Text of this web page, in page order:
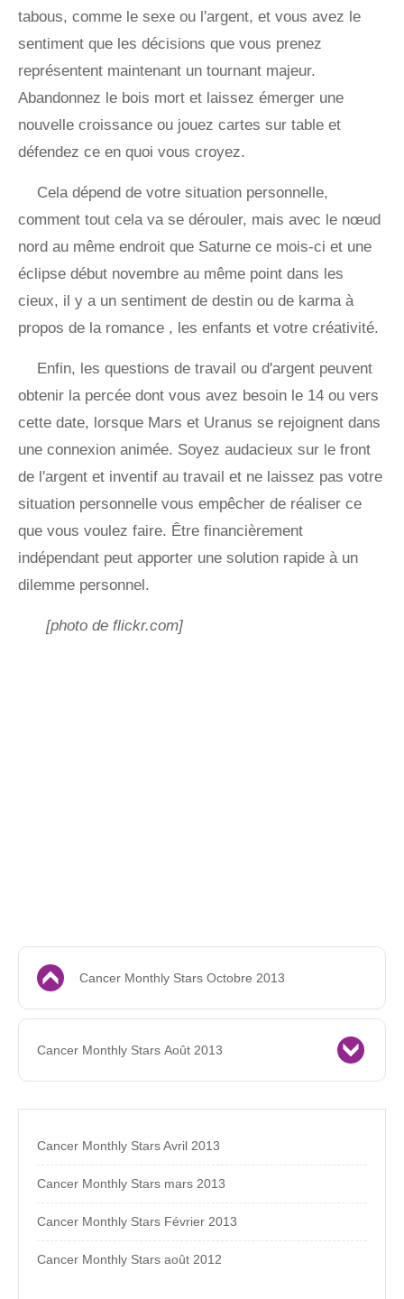
tabous, comme le sexe ou l'argent, et vous avez le
sentiment que les décisions que vous prenez
représentent maintenant un tournant majeur.
Abandonnez le bois mort et laissez émerger une
nouvelle croissance ou jouez cartes sur table et
défendez ce en quoi vous croyez.
Cela dépend de votre situation personnelle,
comment tout cela va se dérouler, mais avec le nœud
nord au même endroit que Saturne ce mois-ci et une
éclipse début novembre au même point dans les
cieux, il y a un sentiment de destin ou de karma à
propos de la romance , les enfants et votre créativité.
Enfin, les questions de travail ou d'argent peuvent
obtenir la percée dont vous avez besoin le 14 ou vers
cette date, lorsque Mars et Uranus se rejoignent dans
une connexion animée. Soyez audacieux sur le front
de l'argent et inventif au travail et ne laissez pas votre
situation personnelle vous empêcher de réaliser ce
que vous voulez faire. Être financièrement
indépendant peut apporter une solution rapide à un
dilemme personnel.
[photo de flickr.com]
Cancer Monthly Stars Octobre 2013
Cancer Monthly Stars Août 2013
Cancer Monthly Stars Avril 2013
Cancer Monthly Stars mars 2013
Cancer Monthly Stars Février 2013
Cancer Monthly Stars août 2012